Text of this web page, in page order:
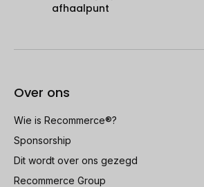
afhaalpunt
Over ons
Wie is Recommerce®?
Sponsorship
Dit wordt over ons gezegd
Recommerce Group